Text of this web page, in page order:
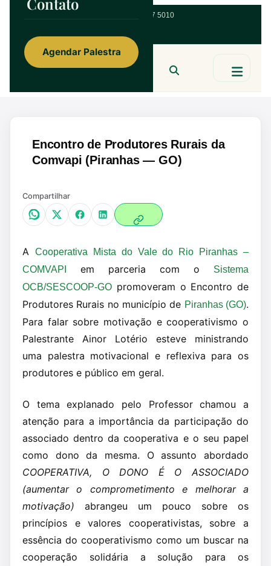
47 9 9967 5010
Ainor Lotério
Agendar Palestra
Encontro de Produtores Rurais da
Comvapi (Piranhas — GO)
Compartilhar
A Cooperativa Mista do Vale do Rio Piranhas –
COMVAPI
em parceria com o
Sistema
OCB/SESCOOP-GO promoveram o Encontro de
Produtores Rurais no município de Piranhas (GO).
Para falar sobre motivação e cooperativismo o
Palestrante Ainor Lotério esteve ministrando
uma palestra motivacional e reflexiva para os
produtores e público em geral.
O tema explanado pelo Professor chamou a
atenção para a importância da participação do
associado dentro da cooperativa e o seu papel
como dono da mesma. O assunto abordado
COOPERATIVA, O DONO É O ASSOCIADO
(aumentar o comprometimento e melhorar a
motivação) abrangeu um pouco sobre os
princípios e valores cooperativistas, sobre a
essência do cooperativismo como um buscar na
cooperação solidária a solução para os